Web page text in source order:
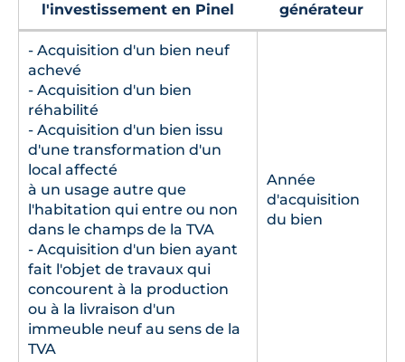
l'investissement en Pinel
générateur
- Acquisition d'un bien neuf
achevé
- Acquisition d'un bien
réhabilité
- Acquisition d'un bien issu
d'une transformation d'un
local affecté
à un usage autre que
l'habitation qui entre ou non
dans le champs de la TVA
- Acquisition d'un bien ayant
fait l'objet de travaux qui
concourent à la production
ou à la livraison d'un
immeuble neuf au sens de la
TVA
Année
d'acquisition
du bien